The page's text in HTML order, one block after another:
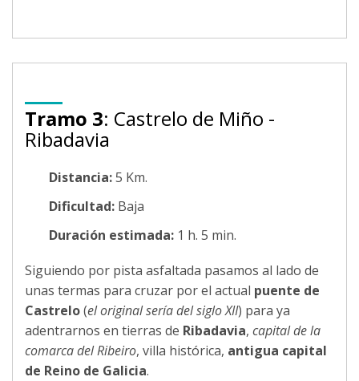
Tramo 3: Castrelo de Miño -
Ribadavia
Distancia:5 Km.
Dificultad: Baja
Duración estimada: 1 h. 5 min.
Siguiendo por pista asfaltada pasamos al lado de
unas termas para cruzar por el actual puente de
Castrelo(el original sería del siglo XII) para ya
adentrarnos en tierras de Ribadavia, capital de la
comarca del Ribeiro, villa histórica, antigua capital
de Reino de Galicia.